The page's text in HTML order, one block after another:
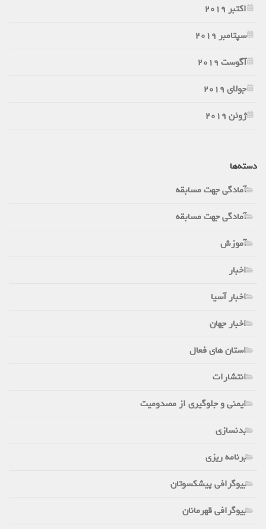
اکتبر 2019
سپتامبر 2019
آگوست 2019
جولای 2019
ژوئن 2019
دسته‌ها
آمادگی جهت مسابقه
آمادگی جهت مسابقه
آموزش
اخبار
اخبار آسیا
اخبار جهان
استان های فعال
انتشارات
ایمنی و جلوگیری از مصدومیت
بدنسازی
برنامه ریزی
بیوگرافی پیشکسوتان
بیوگرافی قهرمانان